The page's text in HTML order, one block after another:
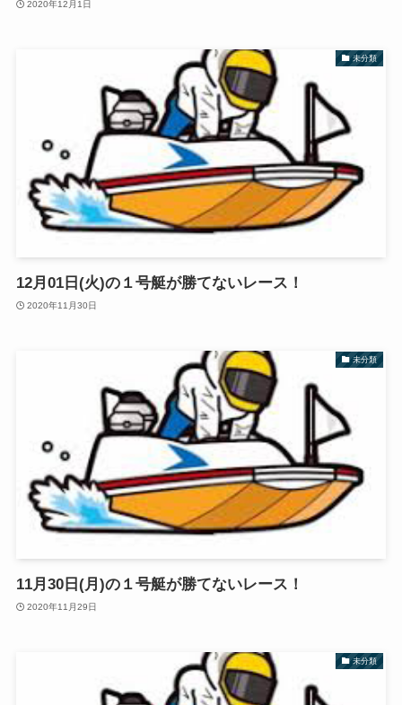
2020年12月1日
未分類
12月01日(火)の１号艇が勝てないレース！
2020年11月30日
未分類
11月30日(月)の１号艇が勝てないレース！
2020年11月29日
未分類